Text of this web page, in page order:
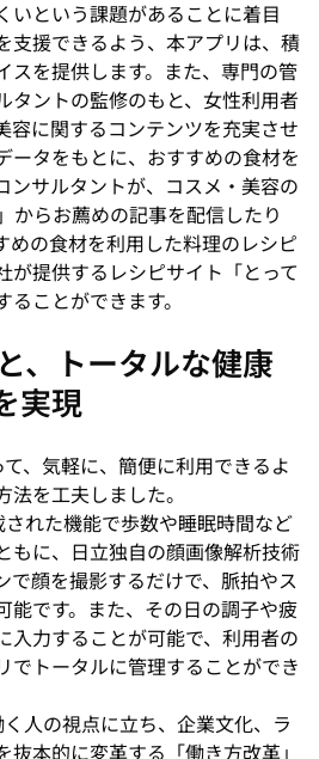
いという課題があることに着目
支援できるよう、本アプリは、積
スを提供します。また、専門の管
タントの監修のもと、女性利用者
容に関するコンテンツを充実させ
ータをもとに、おすすめの食材を
ンサルタントが、コスメ・美容の
からお薦めの記事を配信したり
めの食材を利用した料理のレシピ
が提供するレシピサイト「とって
ことができます。
、トータルな健康
実現
、気軽に、簡便に利用できるよ
を工夫しました。
れた機能で歩数や睡眠時間など
もに、日立独自の顔画像解析技術
で顔を撮影するだけで、脈拍やス
能です。また、その日の調子や疲
入力することが可能で、利用者の
でトータルに管理することができ
人の視点に立ち、企業文化、ラ
抜本的に変革する「働き方改革」